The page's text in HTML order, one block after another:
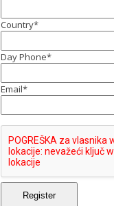
Country*
Day Phone*
Email*